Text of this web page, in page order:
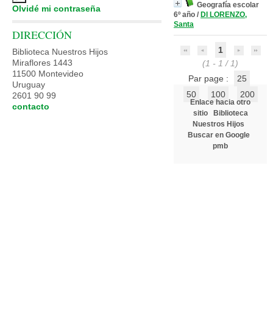
Geografía escolar
6º año / DI LORENZO,
Santa
1
(1 - 1 / 1)
Par page :
25
50
100 200
Enlace hacia otro
sitio
Biblioteca
Nuestros Hijos
Buscar en Google
pmb
Olvidé mi contraseña
DIRECCIÓN
Biblioteca Nuestros Hijos
Miraflores 1443
11500 Montevideo
Uruguay
2601 90 99
contacto